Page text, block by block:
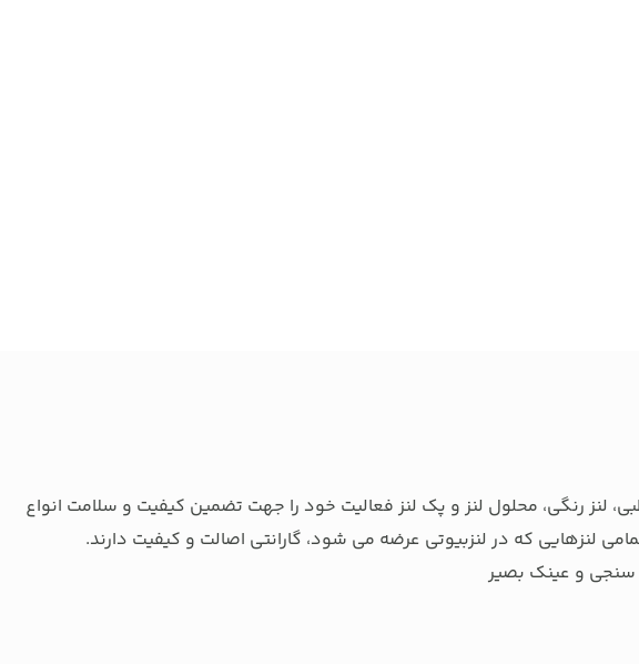
لنز رنگی، محلول لنز و پک لنز فعالیت خود را جهت تضمین کیفیت و سلامت انواع
لنزهایی که در لنزبیوتی عرضه می شود، گارانتی اصالت و کیفیت دارند.